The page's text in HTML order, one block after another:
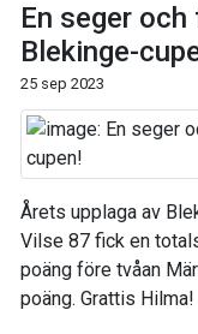
En seger
Blekinge-
25 sep 2023
Årets upplaga av
Vilse 87 fick en
poäng före tvåan
poäng. Grattis Hilma!